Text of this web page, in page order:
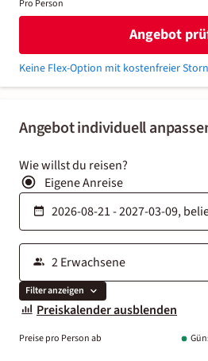
Angebot individuell
Wie willst du reisen?
Eigene Anreise
Filter anzeigen
Preiskalender ausblenden
Preise pro Person ab
Pro Person
Angebot
Keine Flex-Option mit kostenfreier